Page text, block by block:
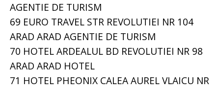
AGENTIE DE TURISM
69 EURO TRAVEL STR REVOLUTIEI NR 104
ARAD ARAD AGENTIE DE TURISM
70 HOTEL ARDEALUL BD REVOLUTIEI NR 98
ARAD ARAD HOTEL
71 HOTEL PHEONIX CALEA AUREL VLAICU NR